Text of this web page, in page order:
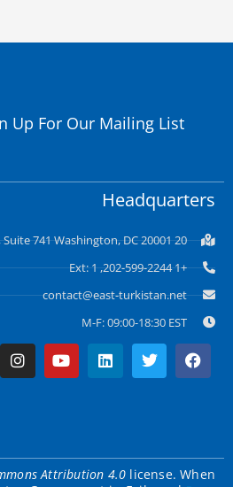
Up For Our Mailing List
Headquarters
20 F Street NW, Suite 741 Washington, DC 20001
+1 202-599-2244, Ext: 1
contact@east-turkistan.net
M-F: 09:00-18:30 EST
Facebook
Twitter
Linkedin
Youtube
Attribution 4.0 license. When